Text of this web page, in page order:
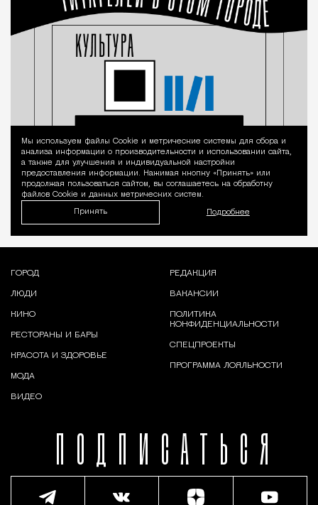
Уведомление
Мы используем файлы Сookie и метрические системы для сбора и
анализа информации о производительности и использовании сайта,
а также для улучшения и индивидуальной настройки
предоставления информации. Нажимая кнопку «Принять» или
продолжая пользоваться сайтом, вы соглашаетесь на обработку
файлов Cookie и данных метрических систем.
Принять Подробнее
ПОДПИСАТЬСЯ
ГОРОД
ЛЮДИ
КИНО
РЕСТОРАНЫ И БАРЫ
КРАСОТА И ЗДОРОВЬЕ
МОДА
ВИДЕО
РЕДАКЦИЯ
ВАКАНСИИ
ПОЛИТИКА
КОНФИДЕНЦИАЛЬНОСТИ
СПЕЦПРОЕКТЫ
ПРОГРАММА ЛОЯЛЬНОСТИ